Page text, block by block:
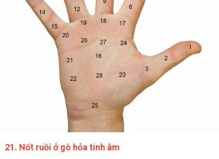
21. Nốt ruồi ở gò hỏa tinh âm